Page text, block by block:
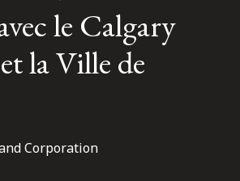
d’Osler
le Calgary
la Ville de
Corporation